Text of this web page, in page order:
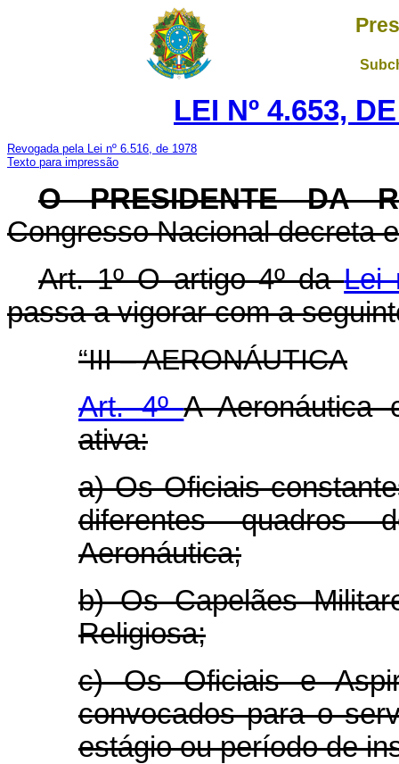
LEI Nº 4.653,
Revogada pela Lei nº 6.516, de 1978
Texto para impressão
O PRESIDENTE DA
Congresso Nacional decreta
Art. 1º O artigo 4º daLei
passa a vigorar com a
“III – AERONÁUTICA
Art. 4ºA Aeronáutica
ativa:
a) Os Oficiais
diferentes
Aeronáutica;
b) Os Capelães
Religiosa;
c) Os Oficiais e
convocados para o
estágio ou período de